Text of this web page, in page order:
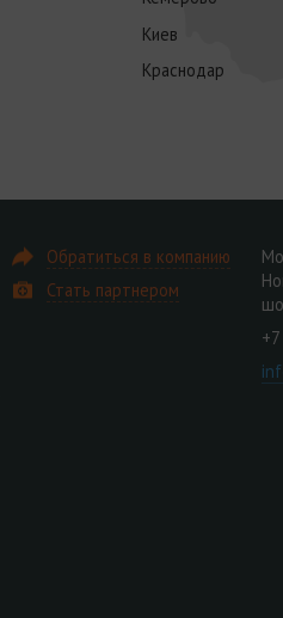
Киев
Краснодар
Обратиться в компанию
Стать партнером